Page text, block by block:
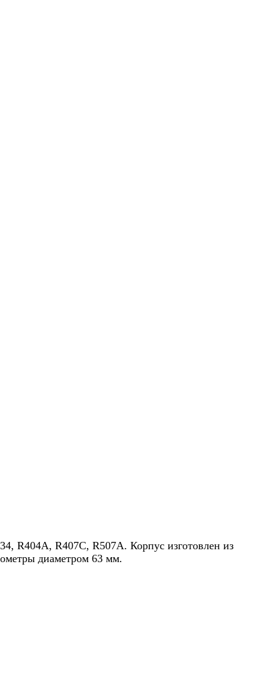
R404A, R407C, R507A. Корпус изготовлен из
диаметром 63 мм.